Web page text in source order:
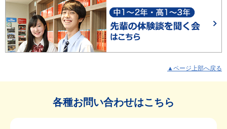
▲ページ上部へ戻る
各種お問い合わせはこちら